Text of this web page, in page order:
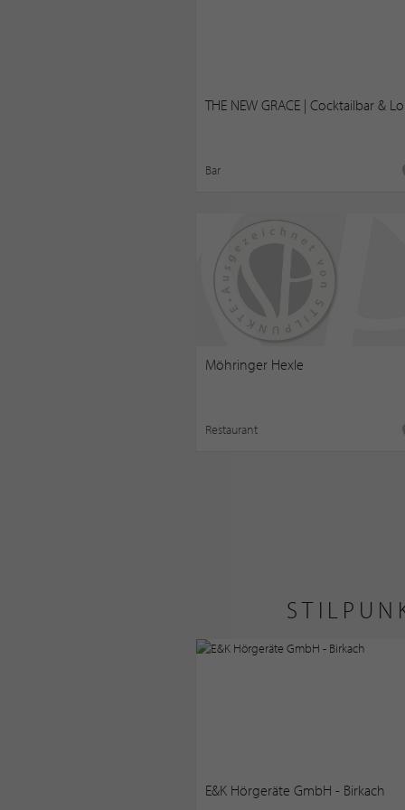
THE NEW GRACE | Cocktailbar &
Bar
Möhringer Hexle
Restaurant
E&K Hörgeräte GmbH - Birkach